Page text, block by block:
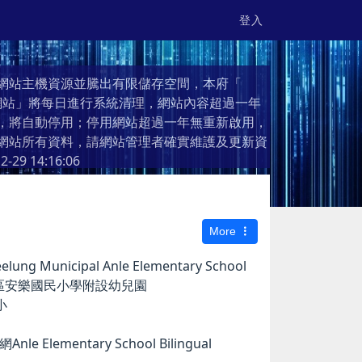
登入
站主機資源並騰出有限儲存空間，本府「
」將每日進行系統清理，網站內容超過一年
將自動停用；停用網站超過一年無重新啟用，
站所有資料，請網站管理者確實維護及更新資
29 14:16:06
More
Municipal Anle Elementary School
樂國民小學附設幼兒園
Anle Elementary School Bilingual